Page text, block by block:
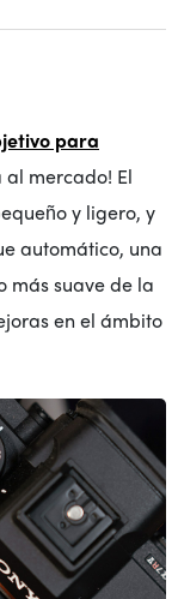
para
al mercado! El
y ligero, y
automático, una
más suave de la
en el ámbito